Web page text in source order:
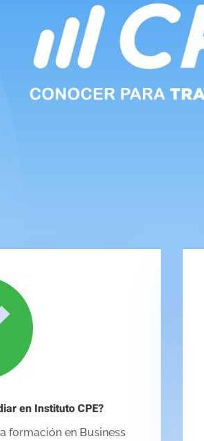
en Instituto CPE?
formación en Business